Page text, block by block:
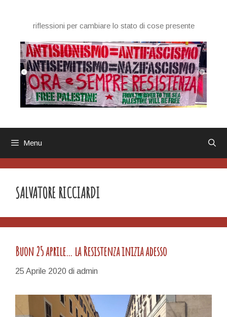
contenutoriflessioni per cambiare lo stato di cose presente
Menu
SALVATORE RICCIARDI
Buon 25 aprile… la Resistenza inizia adesso
25 Aprile 2020 di admin